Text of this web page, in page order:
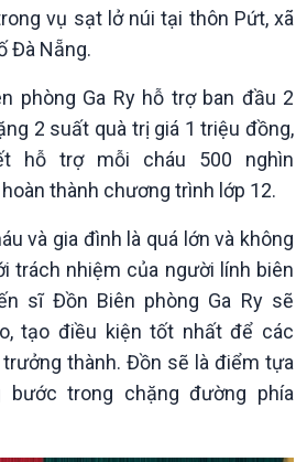
Nông nghiệp & Biển đảo
Tin Nông nghiệp & Biển
đảo
Mùa vàng
vụ sạt lở núi tại thôn Pứt, xã
Đà Nẵng.
phòng Ga Ry hỗ trợ ban đầu 2
2 suất quà trị giá 1 triệu đồng,
hỗ trợ mỗi cháu 500 nghìn
thành chương trình lớp 12.
và gia đình là quá lớn và không
trách nhiệm của người lính biên
sĩ Đồn Biên phòng Ga Ry sẽ
tạo điều kiện tốt nhất để các
thành. Đồn sẽ là điểm tựa
trong chặng đường phía